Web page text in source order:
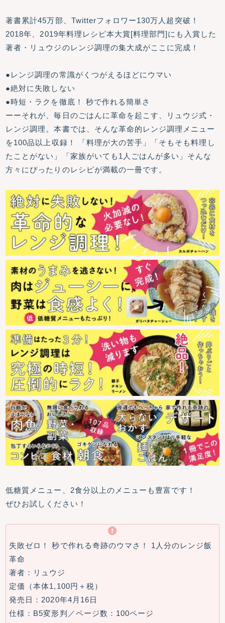
著書累計45万部、Twitterフォロワー130万人超突破！
2018年、2019年料理レシピ本大賞[料理部門]にも入賞した
著者・リュウジのレンジ調理の集大成がここに完成！
●レンジ調理の常識がくつがえるほどにウマい
●絶対に失敗しない
●時短・ラクを徹底！ 秒で作れる簡単さ
ーーそれが、毎日のごはんに革命を起こす、リュウジ式・
レンジ調理。本書では、そんな革命的レンジ調理メニュー
を100品以上収録！ 「料理が大の苦手」「そもそも料理し
たことがない」「家族がいても1人ごはんが多い」そんな
方々にぴったりのレシピが満載の一冊です。
低糖質メニュー、2食分以上のメニューも豊富です！
ぜひお試しください！
失敗ゼロ！ 秒で作れる奇跡のウマさ！ 1人分のレンジ飯
革命
著者：リュウジ
定価（本体1,100円＋税）
発売日：2020年4月16日
仕様：B5変形判／ページ数：100ページ